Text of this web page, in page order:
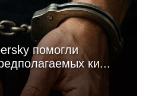
помогли
ки...